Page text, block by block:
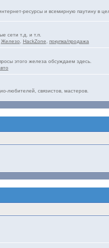
ресурсы и всемирную паутину в
сети т.д. и т.п.
Железо HackZone покупка/продажа
этого железа обсуждаем здесь.
любителей, связистов, мастеров.